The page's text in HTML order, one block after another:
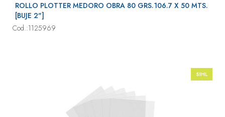
ROLLO PLOTTER MEDORO OBRA 80 GRS.106.7 X 50 MTS.
[BUJE 2"]
Cod.:1125969
SIHL